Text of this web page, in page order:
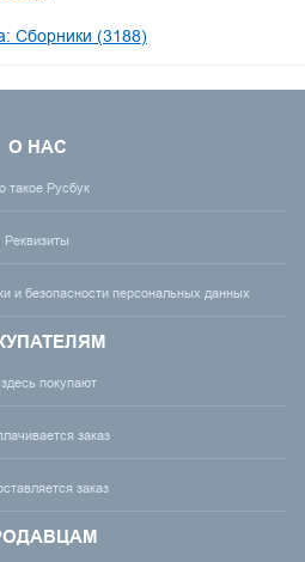
Сборники (3188)
О НАС
такое Русбук
Реквизиты
и безопасности персональных данных
здесь покупают
заказ
заказ